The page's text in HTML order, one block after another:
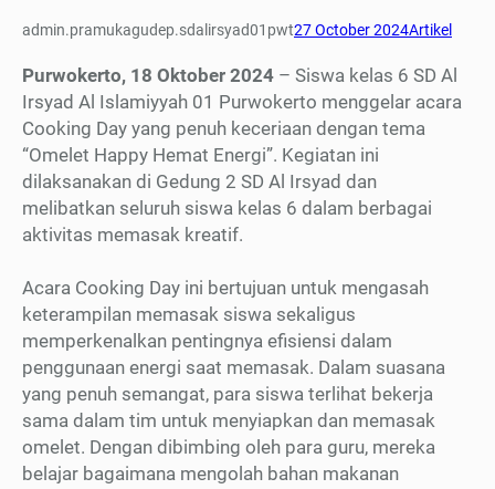
admin.pramukagudep.sdalirsyad01pwt27 October 2024Artikel
Purwokerto, 18 Oktober 2024 – Siswa kelas 6 SD Al
Irsyad Al Islamiyyah 01 Purwokerto menggelar acara
Cooking Day yang penuh keceriaan dengan tema
“Omelet Happy Hemat Energi”. Kegiatan ini
dilaksanakan di Gedung 2 SD Al Irsyad dan
melibatkan seluruh siswa kelas 6 dalam berbagai
aktivitas memasak kreatif.
Acara Cooking Day ini bertujuan untuk mengasah
keterampilan memasak siswa sekaligus
memperkenalkan pentingnya efisiensi dalam
penggunaan energi saat memasak. Dalam suasana
yang penuh semangat, para siswa terlihat bekerja
sama dalam tim untuk menyiapkan dan memasak
omelet. Dengan dibimbing oleh para guru, mereka
belajar bagaimana mengolah bahan makanan